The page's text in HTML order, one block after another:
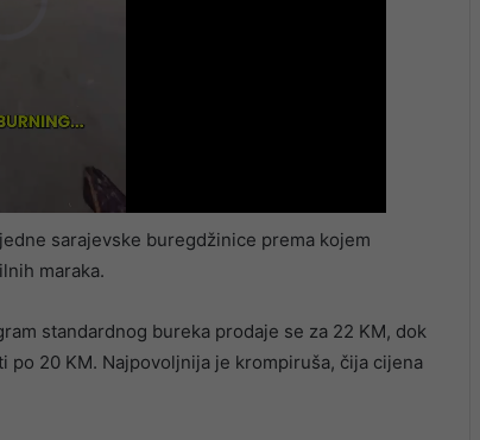
sarajevske buregdžinice prema kojem
maraka.
standardnog bureka prodaje se za 22 KM, dok
20 KM. Najpovoljnija je krompiruša, čija cijena